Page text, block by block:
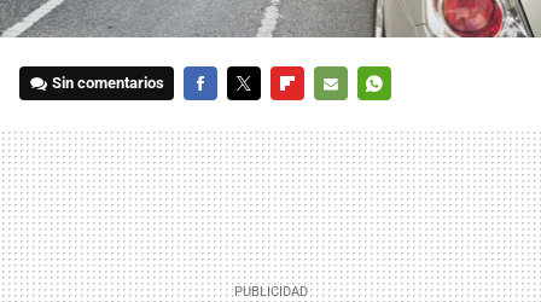
Sin comentarios
MAIL